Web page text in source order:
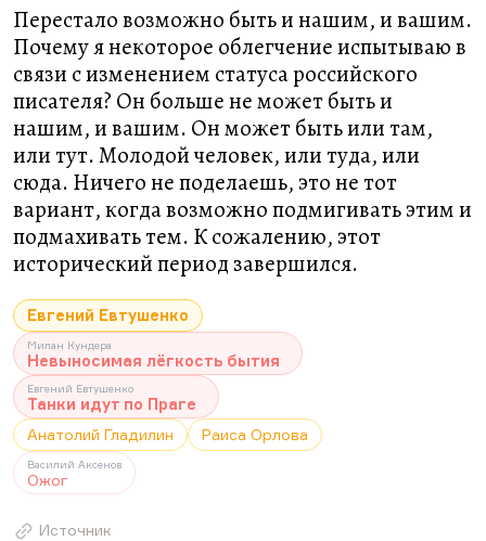
Перестало возможно быть и нашим, и вашим.
Почему я некоторое облегчение испытываю в
связи с изменением статуса российского
писателя? Он больше не может быть и
нашим, и вашим. Он может быть или там,
или тут. Молодой человек, или туда, или
сюда. Ничего не поделаешь, это не тот
вариант, когда возможно подмигивать этим и
подмахивать тем. К сожалению, этот
исторический период завершился.
Евгений Евтушенко
Милан Кундера
Невыносимая лёгкость бытия
Евгений Евтушенко
Танки идут по Праге
Анатолий Гладилин
Раиса Орлова
Василий Аксенов
Ожог
Источник